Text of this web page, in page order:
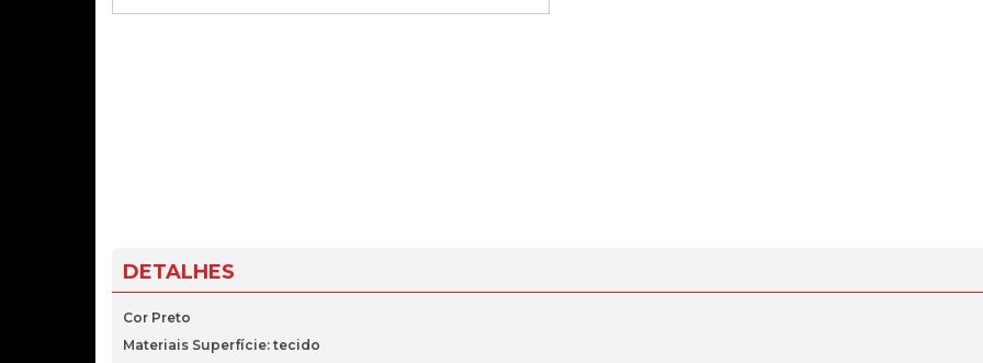
DETALHES
Cor Preto
Materiais Superfície: tecido